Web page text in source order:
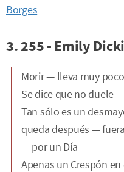
Borges
3. 255 - Emily
Morir — lleva muy
Se dice que no duele —
Tan sólo es un
queda después —
— por un Día —
Apenas un Crespón